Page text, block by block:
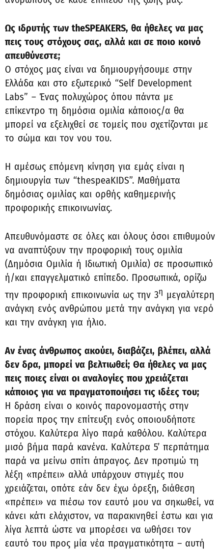
Ως ιδρυτής των theSPEAKERS, θα ήθελες να μας
πεις τους στόχους σας, αλλά και σε ποιο κοινό
απευθύνεστε;
Ο στόχος μας είναι να δημιουργήσουμε στην
Ελλάδα και στο εξωτερικό “Self Development
Labs” – Ένας πολυχώρος όπου πάντα με
επίκεντρο τη δημόσια ομιλία κάποιος/α θα
μπορεί να εξελιχθεί σε τομείς που σχετίζονται με
το σώμα και τον νου του.
Η αμέσως επόμενη κίνηση για εμάς είναι η
δημιουργία των “thespeaKIDS”. Μαθήματα
δημόσιας ομιλίας και ορθής καθημερινής
προφορικής επικοινωνίας.
Απευθυνόμαστε σε όλες και όλους όσοι επιθυμούν
να αναπτύξουν την προφορική τους ομιλία
(Δημόσια Ομιλία ή Ιδιωτική Ομιλία) σε προσωπικό
ή/και επαγγελματικό επίπεδο. Προσωπικά, ορίζω
την προφορική επικοινωνία ως την 3η μεγαλύτερη
ανάγκη ενός ανθρώπου μετά την ανάγκη για νερό
και την ανάγκη για ήλιο.
Αν ένας άνθρωπος ακούει, διαβάζει, βλέπει, αλλά
δεν δρα, μπορεί να βελτιωθεί; Θα ήθελες να μας
πεις ποιες είναι οι αναλογίες που χρειάζεται
κάποιος για να πραγματοποιήσει τις ιδέες του;
Η δράση είναι ο κοινός παρονομαστής στην
πορεία προς την επίτευξη ενός οποιουδήποτε
στόχου. Καλύτερα λίγο παρά καθόλου. Καλύτερα
μισό βήμα παρά κανένα. Καλύτερα 5’ περπάτημα
παρά να μείνω σπίτι άπραγος. Δεν προτιμώ τη
λέξη «πρέπει» αλλά υπάρχουν στιγμές που
χρειάζεται, οπότε εάν δεν έχω όρεξη, διάθεση
«πρέπει» να πιέσω τον εαυτό μου να σηκωθεί, να
κάνει κάτι ελάχιστον, να παρακινηθεί έστω και για
λίγα λεπτά ώστε να μπορέσει να ωθήσει τον
εαυτό του προς μία νέα πραγματικότητα – αυτή